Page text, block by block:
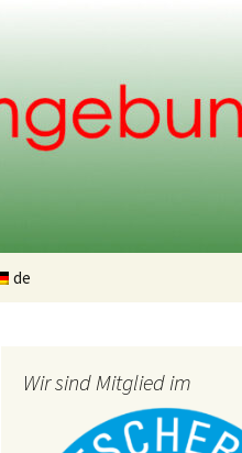
de
Wir sind Mitglied im